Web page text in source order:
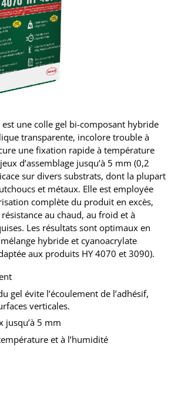
est une colle gel bi-composant hybride
transparente, incolore trouble à
une fixation rapide à température
d’assemblage jusqu’à 5 mm (0,2
sur divers substrats, dont la plupart
et métaux. Elle est employée
complète du produit en excès,
au chaud, au froid et à
Les résultats sont optimaux en
hybride et cyanoacrylate
aux produits HY 4070 et 3090).
gel évite l’écoulement de l’adhésif,
verticales.
jusqu’à 5 mm
et à l’humidité